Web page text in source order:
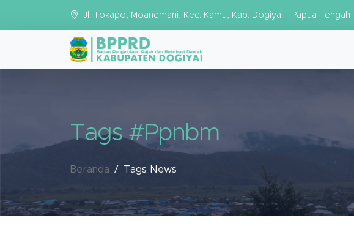
Jl. Tokapo, Moanemani, Kec. Kamu, Kab. Dogiyai - Papua Tengah
Tags #Ppnbm
Beranda Tags News